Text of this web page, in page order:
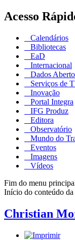
Acesso
Calendários
Bibliotecas
EaD
Internacional
Dados
Serviços de
Inovação
Portal Integra
IFG Produz
Editora
Observatório
Mundo do
Eventos
Imagens
Vídeos
Fim do menu
Início do conteúdo da
Christian